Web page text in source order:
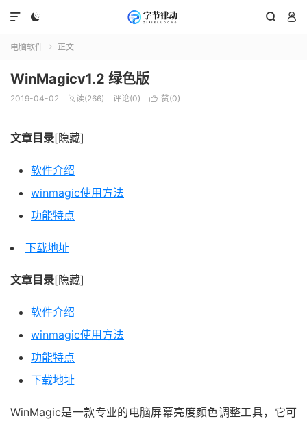
  

电脑软件  正文
WinMagicv1.2 绿色版
2019-04-02 阅读(266) 评论(0)  赞(0)
文章目录[隐藏]
软件介绍
winmagic使用方法
功能特点
下载地址
文章目录[隐藏]
软件介绍
winmagic使用方法
功能特点
下载地址
WinMagic是一款专业的电脑屏幕亮度颜色调整工具，它可